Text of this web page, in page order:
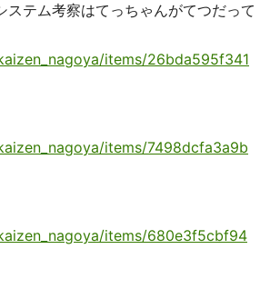
ステム考察はてっちゃんがてつだって
items/26bda595f341
items/7498dcfa3a9b
items/680e3f5cbf94